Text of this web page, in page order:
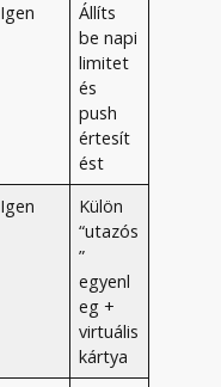
Igen
Állíts
be napi
limitet
és
push
értesít
ést
Igen
Külön
“utazós
”
egyenl
eg +
virtuális
kártya